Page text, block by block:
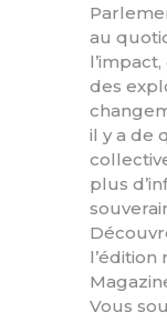
au
des
il y a de
plus
Vous